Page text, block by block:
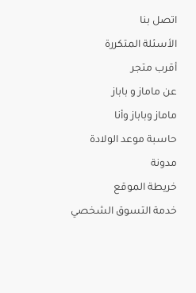
اتصل بنا
الأسئلة المتكررة
أقرب متجر
عن ماماز و باباز
ماماز وباباز وأنا
حاسبة موعد الولادة
مدونة
خريطة الموقع
خدمة التسوق الشخصي